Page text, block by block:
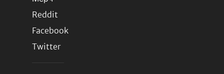
Reddit
Facebook
Twitter